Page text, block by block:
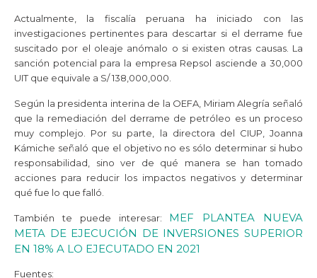
Actualmente, la fiscalía peruana ha iniciado con las
investigaciones pertinentes para descartar si el derrame fue
suscitado por el oleaje anómalo o si existen otras causas. La
sanción potencial para la empresa Repsol asciende a 30,000
UIT que equivale a S/ 138,000,000.
Según la presidenta interina de la OEFA, Miriam Alegría señaló
que la remediación del derrame de petróleo es un proceso
muy complejo. Por su parte, la directora del CIUP, Joanna
Kámiche señaló que el objetivo no es sólo determinar si hubo
responsabilidad, sino ver de qué manera se han tomado
acciones para reducir los impactos negativos y determinar
qué fue lo que falló.
También te puede interesar: MEF PLANTEA NUEVA
META DE EJECUCIÓN DE INVERSIONES SUPERIOR
EN 18% A LO EJECUTADO EN 2021
Fuentes: